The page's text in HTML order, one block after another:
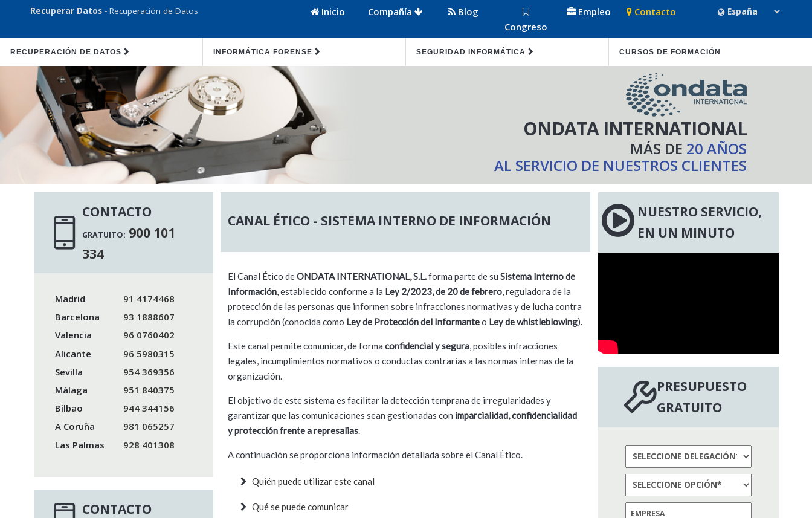
Recuperar Datos - Recuperación de Datos Inicio Compañía
Blog
Congreso
Empleo Contacto
RECUPERACIÓN DE DATOS INFORMÁTICA FORENSE SEGURIDAD INFORMÁTICA CURSOS DE FORMACIÓN
ONDATA INTERNATIONAL
MÁS DE 20 AÑOS
AL SERVICIO DE NUESTROS CLIENTES
CANAL ÉTICO - SISTEMA INTERNO DE INFORMACIÓN
El Canal Ético deONDATA INTERNATIONAL, S.L.forma parte de suSistema Interno de
Información , establecido conforme a la Ley 2/2023, de 20 de febrero , reguladora de la
protección de las personas que informen sobre infracciones normativas y de lucha contra
la corrupción (conocida como Ley de Protección del Informanteo Ley de whistleblowing).
Este canal permite comunicar, de formaconfidencial y segura , posibles infracciones
legales, incumplimientos normativos o conductas contrarias a las normas internas de la
organización.
El objetivo de este sistema es facilitar la detección temprana de irregularidades y
garantizar que las comunicaciones sean gestionadas con imparcialidad, confidencialidad
y protección frente a represalias
A continuación se proporciona información detallada sobre el Canal Ético.
Quién puede utilizar este canal
Qué se puede comunicar
NUESTRO SERVICIO,
EN UN MINUTO
PRESUPUESTO
GRATUITO
CONTACTO
GRATUITO: 900 101
334
Madrid
91 4174468
Barcelona
93 1888607
Valencia
96 0760402
Alicante
96 5980315
Sevilla
954 369356
Málaga
951 840375
Bilbao
944 344156
A Coruña
981 065257
Las Palmas
928 401308
CONTACTO